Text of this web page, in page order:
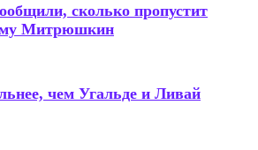
сколько пропустит
Митрюшкин
чем Угальде и Ливай